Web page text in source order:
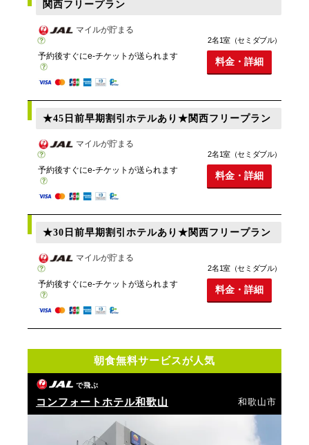
関西フリープラン
マイルが貯まる
予約後すぐにe-チケットが送られます
2名1室（セミダブル）
料金・詳細
★45日前早期割引ホテルあり★関西フリープラン
マイルが貯まる
予約後すぐにe-チケットが送られます
2名1室（セミダブル）
料金・詳細
★30日前早期割引ホテルあり★関西フリープラン
マイルが貯まる
予約後すぐにe-チケットが送られます
2名1室（セミダブル）
料金・詳細
朝食無料サービスが人気
で飛ぶ
コンフォートホテル和歌山 和歌山市